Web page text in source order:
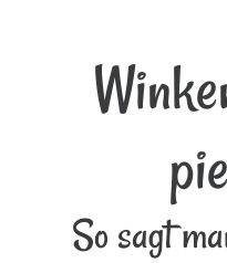
So sagt